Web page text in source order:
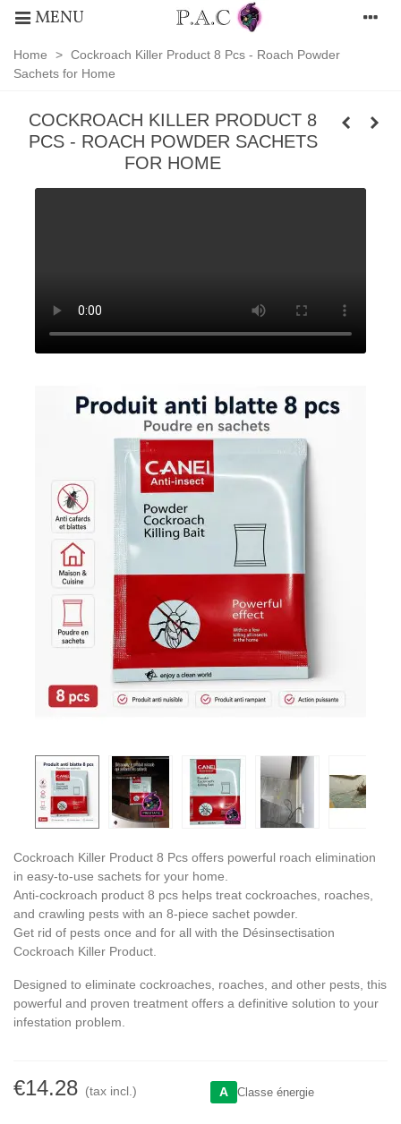
MENU
Home > Cockroach Killer Product 8 Pcs - Roach Powder
Sachets for Home
COCKROACH KILLER PRODUCT 8
PCS - ROACH POWDER SACHETS
FOR HOME
Home,
Kitchen,
Fashion
Store
Cockroach Killer Product 8 Pcs offers powerful roach elimination
in easy-to-use sachets for your home.
Anti-cockroach product 8 pcs helps treat cockroaches, roaches,
and crawling pests with an 8-piece sachet powder.
Get rid of pests once and for all with the Désinsectisation
Cockroach Killer Product.
Designed to eliminate cockroaches, roaches, and other pests, this
powerful and proven treatment offers a definitive solution to your
infestation problem.
€14.28 (tax incl.) A Classe énergie